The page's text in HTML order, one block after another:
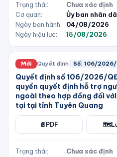
Trạng thái:
Chưa xác định
Cơ quan:
Ủy ban nhân
Ngày ban hành:
04/08/2026
Ngày hiệu lực:
15/08/2026
Mới Quyết định Số: 106/2026/
Quyết định số 106/2026/
quyền quyết định hỗ trợ
ngoài theo hợp đồng đối
tại tại tỉnh Tuyên Quang
📄 PDF 🗺️
Trạng thái:
Chưa xác định